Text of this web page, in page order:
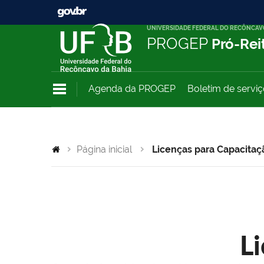
UNIVERSIDADE FEDERAL DO
PROGEP Pró-
Agenda da PROGEP Boletim de
Página inicial Licenças para